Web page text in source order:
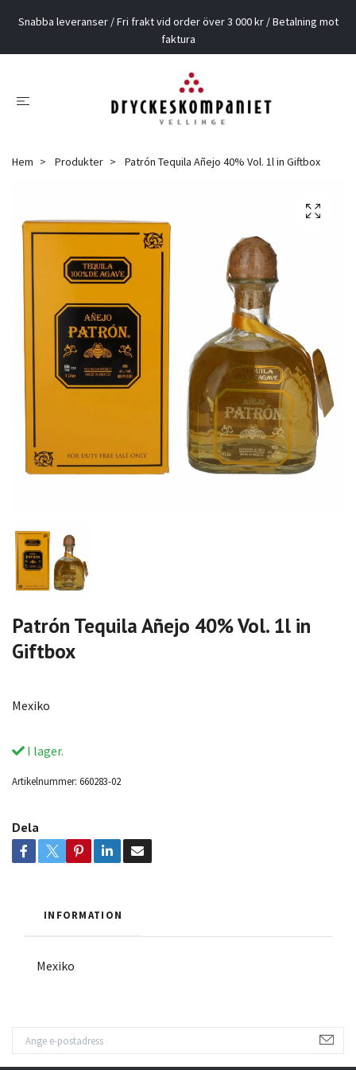
Snabba leveranser / Fri frakt vid order över 3 000 kr / Betalning mot
faktura
Hem Produkter Patrón Tequila Añejo 40% Vol. 1l in Giftbox
Patrón Tequila Añejo 40% Vol. 1l in
Giftbox
Mexiko
I lager.
Artikelnummer: 660283-02
Dela
INFORMATION
Mexiko